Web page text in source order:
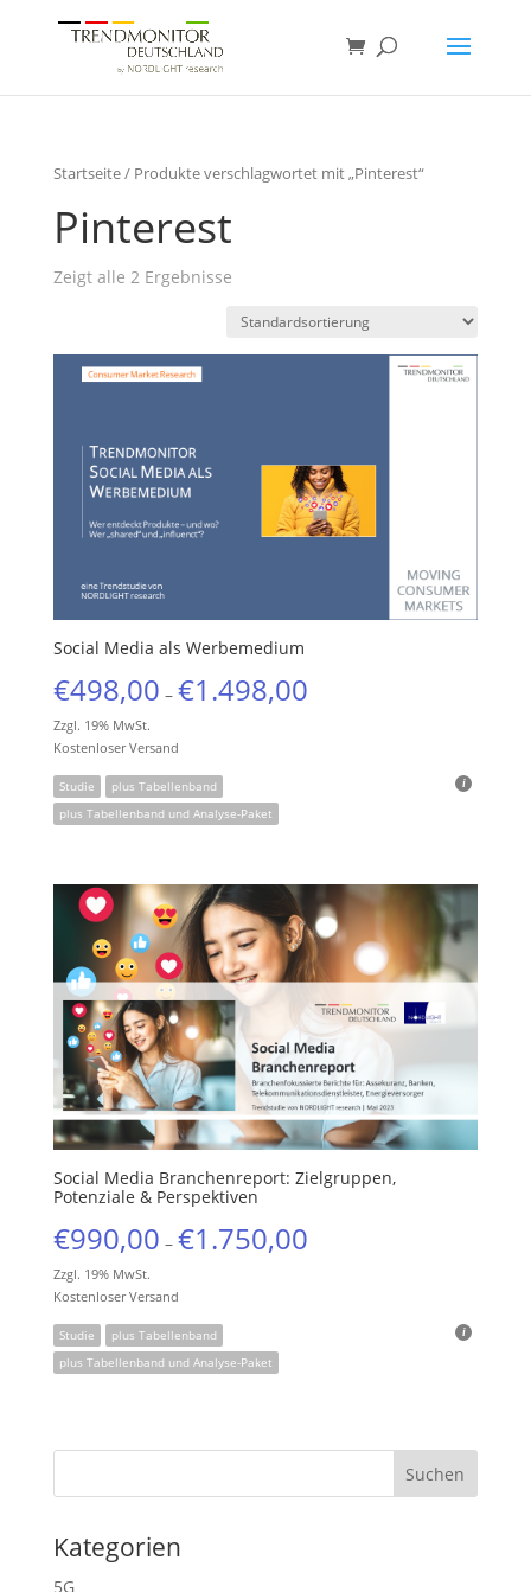
Startseite/ Produkte verschlagwortet mit „Pinterest“
Pinterest
Zeigt alle 2 Ergebnisse
Social Media als Werbemedium
€498,00 – €1.498,00
Zzgl. 19% MwSt.
Kostenloser Versand
Studie
plus Tabellenband
plus Tabellenband und Analyse-Paket
Social Media Branchenreport: Zielgruppen,
Potenziale & Perspektiven
€990,00 – €1.750,00
Zzgl. 19% MwSt.
Kostenloser Versand
Studie
plus Tabellenband
plus Tabellenband und Analyse-Paket
Kategorien
5G